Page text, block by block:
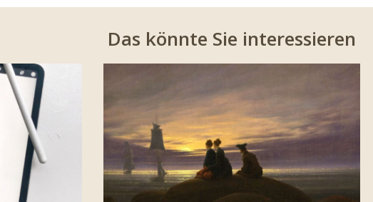
Das könnte Sie interessieren